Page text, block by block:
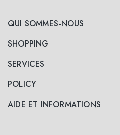
QUI SOMMES-NOUS
SHOPPING
SERVICES
POLICY
AIDE ET INFORMATIONS